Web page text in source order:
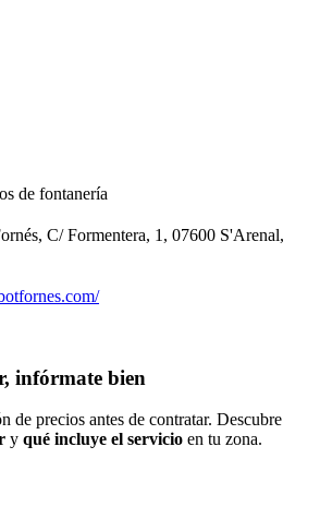
de fontanería
C/ Formentera, 1, 07600 S'Arenal,
infórmate bien
de precios antes de contratar. Descubre
y qué incluye el servicio en tu zona.